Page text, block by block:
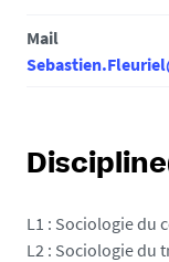
Mail
L1 : Sociologie du
L2 : Sociologie du